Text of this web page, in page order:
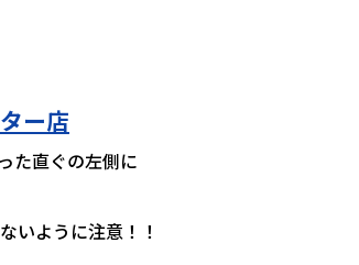
ー店
ぐの左側に
に注意！！